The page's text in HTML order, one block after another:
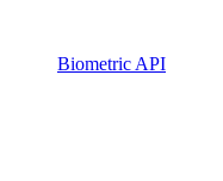
Biometric API